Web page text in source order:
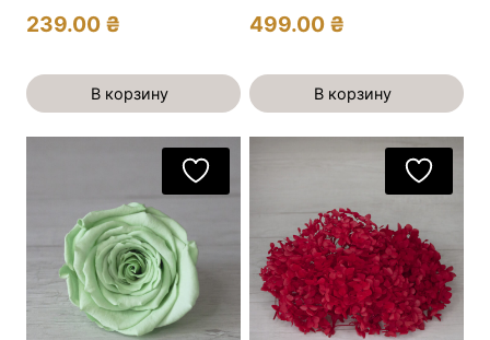
239.00 ₴
В корзину
499.00 ₴
В корзину